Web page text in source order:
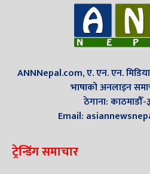
ANNNepal.com, ए. एन. एन. मिडिया
भाषाको अनलाइन
ठेगाना: काठमाडौँ-
Email:
ट्रेन्डिंग समाचार